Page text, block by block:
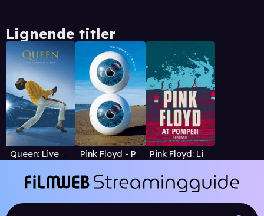
Lignende titler
Queen: Live at Wembley Stadium Pink Floyd - P.U.L.S.E. Pink Floyd: Live at Pompeii